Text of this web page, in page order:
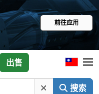
前往应用
搜索
出售